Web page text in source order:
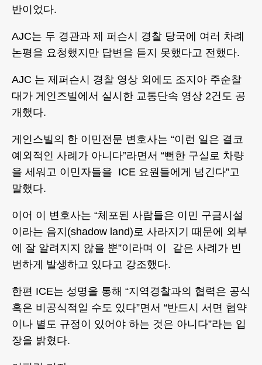
반이었다.
AJC는 두 경관과 제 퍼슨시 경찰 당국에 여러 차례
논평을 요청했지만 답변을 듣지 못했다고 전했다.
AJC 는 제퍼슨시 경찰 영상 외에도 조지아 주순찰
대가 게인즈빌에서 실시한 교통단속 영상 2건도 공
개했다.
게인스빌의 한 이민전문 변호사는 “이런 일은 결코
예외적인 사례가 아니다”라면서 “뻔한 구실로 차량
을 세워고 이민자들을 ICE 요원들에게 넘긴다”고
말했다.
이어 이 변호사는 “체포된 사람들은 이민 구금시설
이라는 음지(shadow land)로 사라지기 때문에 외부
에 잘 알려지지 않을 뿐”이라며 이 같은 사례가 빈
번하게 발생하고 있다고 강조했다.
한편 ICE는 성명을 통해 “지역경찰과의 협력은 공식
혹은 비공식적일 수도 있다”면서 “반드시 서면 협약
이나 별도 규정이 있어야 하는 것은 아니다”라는 입
장을 밝혔다.